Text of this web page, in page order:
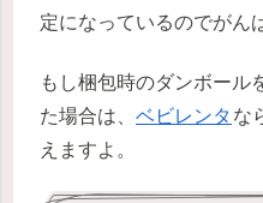
定になっているのでがん
もし梱包時のダンボール
た場合は、 ベビレンタ な
えますよ。